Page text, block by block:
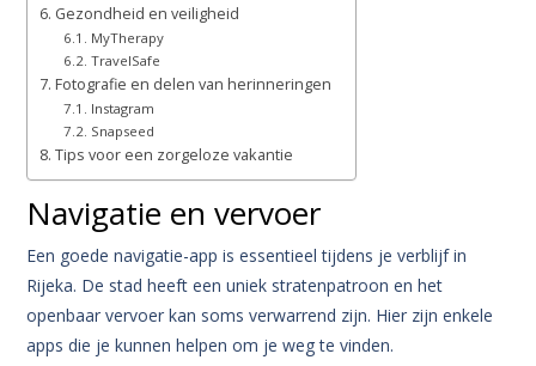
Gezondheid en veiligheid
MyTherapy
TravelSafe
Fotografie en delen van herinneringen
Instagram
Snapseed
Tips voor een zorgeloze vakantie
Navigatie en vervoer
Een goede navigatie-app is essentieel tijdens je verblijf in
Rijeka. De stad heeft een uniek stratenpatroon en het
openbaar vervoer kan soms verwarrend zijn. Hier zijn enkele
apps die je kunnen helpen om je weg te vinden.